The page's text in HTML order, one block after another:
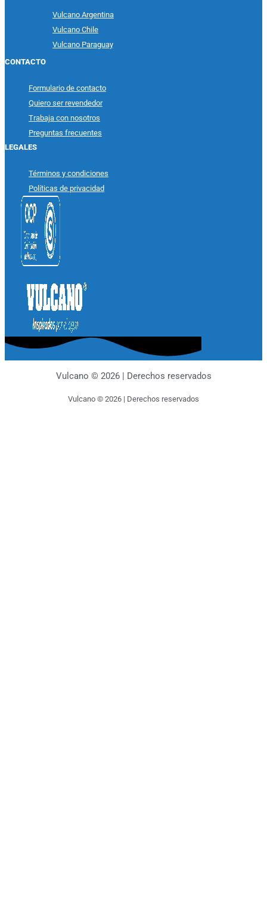
Vulcano Argentina
Vulcano Chile
Vulcano Paraguay
CONTACTO
Formulario de contacto
Quiero ser revendedor
Trabaja con nosotros
Preguntas frecuentes
LEGALES
Términos y condiciones
Políticas de privacidad
Vulcano © 2026 | Derechos reservados
Vulcano © 2026 | Derechos reservados